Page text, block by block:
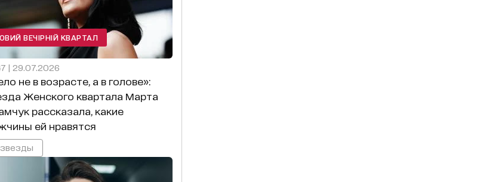
ВЕЧІРНІЙ КВАРТАЛ
| 29.07.2026
не в возрасте, а в голове»:
Женского квартала Марта
рассказала, какие
ей нравятся